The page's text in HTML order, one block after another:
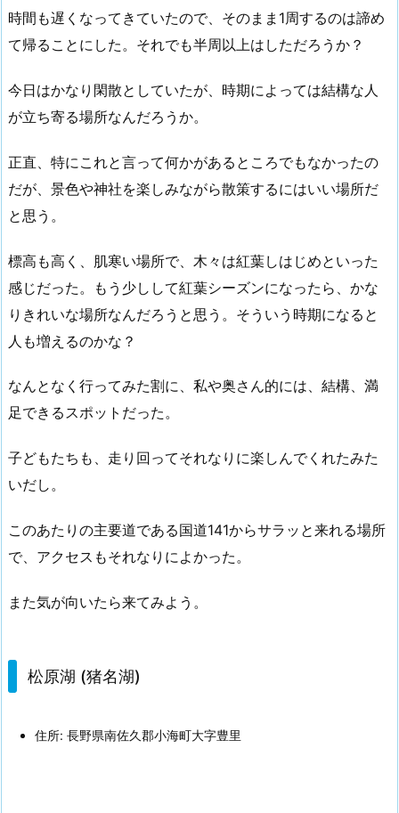
時間も遅くなってきていたので、そのまま1周するのは諦め
て帰ることにした。それでも半周以上はしただろうか？
今日はかなり閑散としていたが、時期によっては結構な人
が立ち寄る場所なんだろうか。
正直、特にこれと言って何かがあるところでもなかったの
だが、景色や神社を楽しみながら散策するにはいい場所だ
と思う。
標高も高く、肌寒い場所で、木々は紅葉しはじめといった
感じだった。もう少しして紅葉シーズンになったら、かな
りきれいな場所なんだろうと思う。そういう時期になると
人も増えるのかな？
なんとなく行ってみた割に、私や奥さん的には、結構、満
足できるスポットだった。
子どもたちも、走り回ってそれなりに楽しんでくれたみた
いだし。
このあたりの主要道である国道141からサラッと来れる場所
で、アクセスもそれなりによかった。
また気が向いたら来てみよう。
松原湖 (猪名湖)
住所: 長野県南佐久郡小海町大字豊里